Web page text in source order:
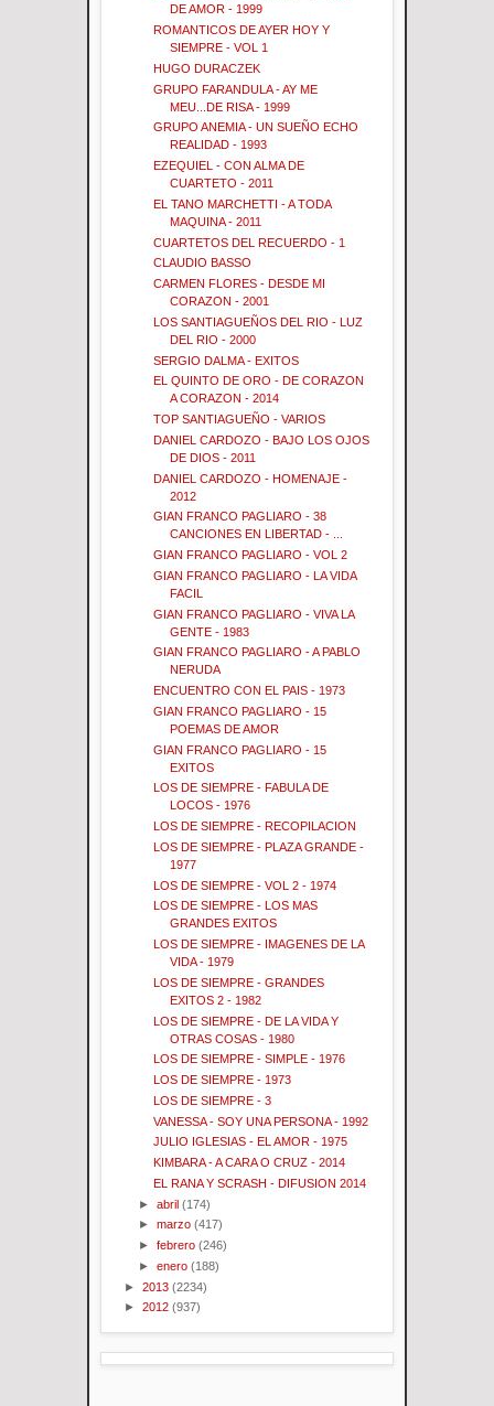
DE AMOR - 1999
ROMANTICOS DE AYER HOY Y
SIEMPRE - VOL 1
HUGO DURACZEK
GRUPO FARANDULA - AY ME
MEU...DE RISA - 1999
GRUPO ANEMIA - UN SUEÑO ECHO
REALIDAD - 1993
EZEQUIEL - CON ALMA DE
CUARTETO - 2011
EL TANO MARCHETTI - A TODA
MAQUINA - 2011
CUARTETOS DEL RECUERDO - 1
CLAUDIO BASSO
CARMEN FLORES - DESDE MI
CORAZON - 2001
LOS SANTIAGUEÑOS DEL RIO - LUZ
DEL RIO - 2000
SERGIO DALMA - EXITOS
EL QUINTO DE ORO - DE CORAZON
A CORAZON - 2014
TOP SANTIAGUEÑO - VARIOS
DANIEL CARDOZO - BAJO LOS OJOS
DE DIOS - 2011
DANIEL CARDOZO - HOMENAJE -
2012
GIAN FRANCO PAGLIARO - 38
CANCIONES EN LIBERTAD - ...
GIAN FRANCO PAGLIARO - VOL 2
GIAN FRANCO PAGLIARO - LA VIDA
FACIL
GIAN FRANCO PAGLIARO - VIVA LA
GENTE - 1983
GIAN FRANCO PAGLIARO - A PABLO
NERUDA
ENCUENTRO CON EL PAIS - 1973
GIAN FRANCO PAGLIARO - 15
POEMAS DE AMOR
GIAN FRANCO PAGLIARO - 15
EXITOS
LOS DE SIEMPRE - FABULA DE
LOCOS - 1976
LOS DE SIEMPRE - RECOPILACION
LOS DE SIEMPRE - PLAZA GRANDE -
1977
LOS DE SIEMPRE - VOL 2 - 1974
LOS DE SIEMPRE - LOS MAS
GRANDES EXITOS
LOS DE SIEMPRE - IMAGENES DE LA
VIDA - 1979
LOS DE SIEMPRE - GRANDES
EXITOS 2 - 1982
LOS DE SIEMPRE - DE LA VIDA Y
OTRAS COSAS - 1980
LOS DE SIEMPRE - SIMPLE - 1976
LOS DE SIEMPRE - 1973
LOS DE SIEMPRE - 3
VANESSA - SOY UNA PERSONA - 1992
JULIO IGLESIAS - EL AMOR - 1975
KIMBARA - A CARA O CRUZ - 2014
EL RANA Y SCRASH - DIFUSION 2014
►abril (174)
►marzo (417)
►febrero (246)
►enero (188)
► 2013 (2234)
► 2012 (937)